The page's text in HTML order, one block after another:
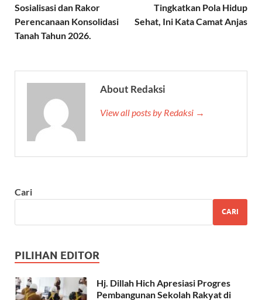
Sosialisasi dan Rakor
Perencanaan Konsolidasi
Tanah Tahun 2026.
Tingkatkan Pola Hidup
Sehat, Ini Kata Camat Anjas
About Redaksi
View all posts by Redaksi →
Cari
CARI
PILIHAN EDITOR
Hj. Dillah Hich Apresiasi Progres
Pembangunan Sekolah Rakyat di